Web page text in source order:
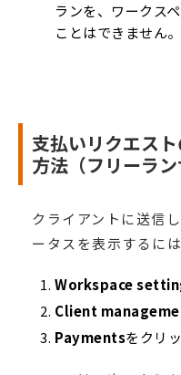
ランを、ワークス
ことはできません。
支払いリクエス
方法（フリーラン
クライアントに送信
ータスを表示するには
Workspace
Client
Paymentsをクリ